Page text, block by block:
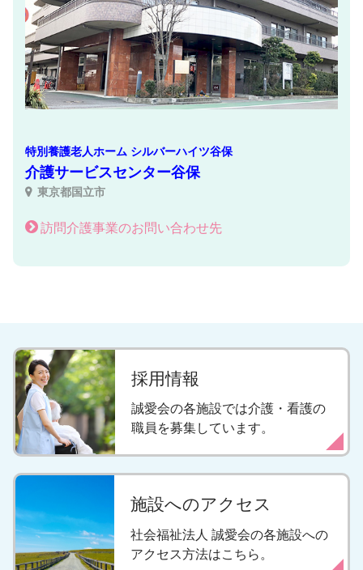
特別養護老人ホーム シルバーハイツ谷保
介護サービスセンター谷保
東京都国立市
訪問介護事業のお問い合わせ先
採用情報
誠愛会の各施設では介護・看護の
職員を募集しています。
施設へのアクセス
社会福祉法人 誠愛会の各施設への
アクセス方法はこちら。